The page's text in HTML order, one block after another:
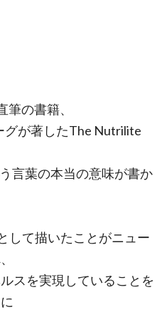
の書籍、
グが著したThe Nutrilite
言葉の本当の意味が書か
して描いたことがニュー
スを実現していることを